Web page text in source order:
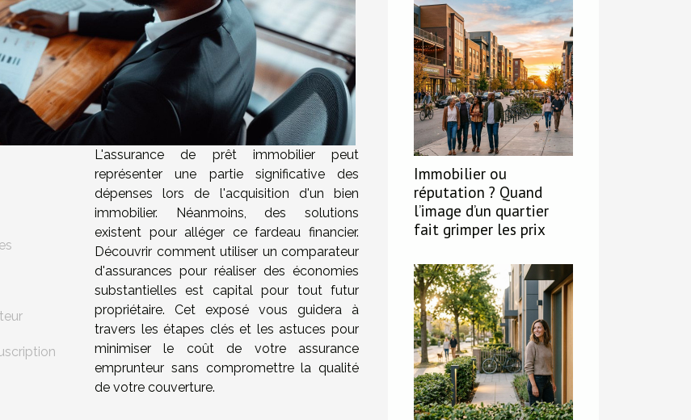
L'assurance de prêt immobilier peut
représenter une partie significative des
dépenses lors de l'acquisition d'un bien
immobilier. Néanmoins, des solutions
existent pour alléger ce fardeau financier.
Découvrir comment utiliser un comparateur
d'assurances pour réaliser des économies
substantielles est capital pour tout futur
propriétaire. Cet exposé vous guidera à
travers les étapes clés et les astuces pour
minimiser le coût de votre assurance
emprunteur sans compromettre la qualité
de votre couverture.
Immobilier ou
réputation ? Quand
l’image d’un quartier
fait grimper les prix